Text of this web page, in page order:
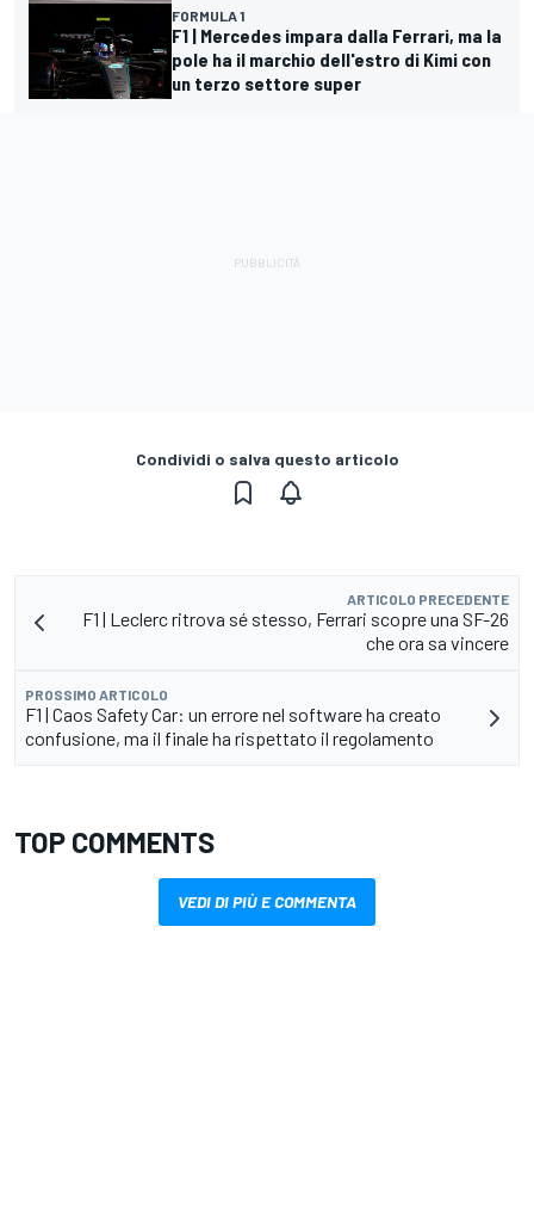
FORMULA 1
F1 | Mercedes impara dalla Ferrari, ma la
pole ha il marchio dell'estro di Kimi con
un terzo settore super
Condividi o salva questo articolo
ARTICOLO PRECEDENTE
F1 | Leclerc ritrova sé stesso, Ferrari scopre una SF-26
che ora sa vincere
PROSSIMO ARTICOLO
F1 | Caos Safety Car: un errore nel software ha creato
confusione, ma il finale ha rispettato il regolamento
TOP COMMENTS
VEDI DI PIÙ E COMMENTA